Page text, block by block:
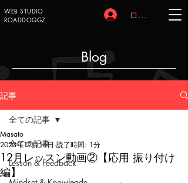
WEB STUDIO
ROADDOGGZ
ログイン
Blog
記事
全ての記事
Lesson & Feedback
全ての記事
12月レッスン動画②【応用 振り付け
編】
Masato
2023年12月16日 読了時間: 1分